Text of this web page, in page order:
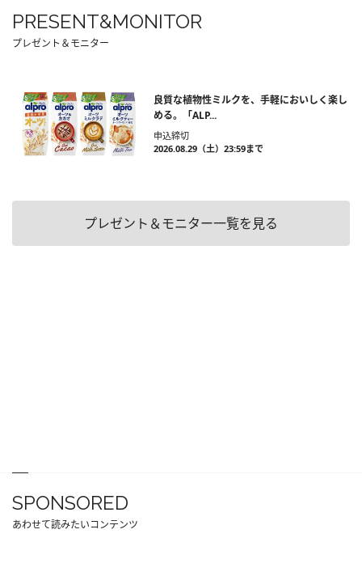
PRESENT&MONITOR
プレゼント＆モニター
良質な植物性ミルクを、手軽においしく楽し
める。「ALP...
申込締切
2026.08.29（土）23:59まで
プレゼント＆モニター一覧を見る
SPONSORED
あわせて読みたいコンテンツ